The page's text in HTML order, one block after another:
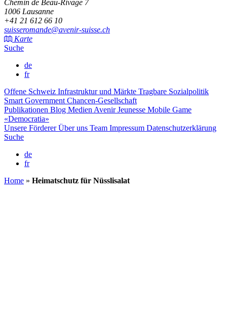
Chemin de Beau-Rivage 7
1006 Lausanne
+41 21 612 66 10
suisseromande@avenir-suisse.ch
Karte
Suche
de
fr
Offene Schweiz Infrastruktur und Märkte Tragbare Sozialpolitik
Smart Government Chancen-Gesellschaft
Publikationen Blog Medien Avenir Jeunesse Mobile Game
«Democratia»
Unsere FördererÜber uns Team Impressum Datenschutzerklärung
Suche
de
fr
Home » Heimatschutz für Nüsslisalat